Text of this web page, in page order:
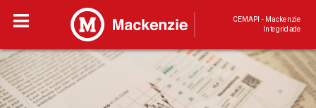
CEMAPI - Mackenzie
Integridade